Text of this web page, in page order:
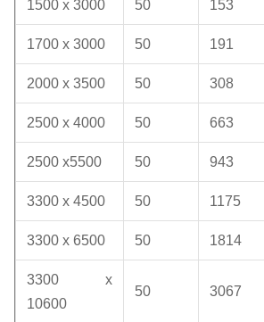
1500 x 3000 50 153
1700 x 3000 50 191
2000 x 3500 50 308
2500 x 4000 50 663
2500 x5500 50 943
3300 x 4500 50 1175
3300 x 6500 50 1814
3300 x
10600
50 3067